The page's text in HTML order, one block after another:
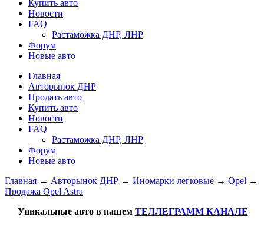
Купить авто
Новости
FAQ
Растаможка ДНР, ЛНР
Форум
Новые авто
Главная
Авторынок ДНР
Продать авто
Купить авто
Новости
FAQ
Растаможка ДНР, ЛНР
Форум
Новые авто
Главная → Авторынок ДНР → Иномарки легковые → Opel →
Продажа Opel Astra
Уникальные авто в нашем ТЕЛЛЕГРАММ КАНАЛЕ